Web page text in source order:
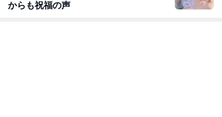
からも祝福の声